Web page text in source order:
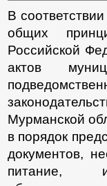
В
общих
Российской
актов
Мурманской
в порядок
документов,
питание,